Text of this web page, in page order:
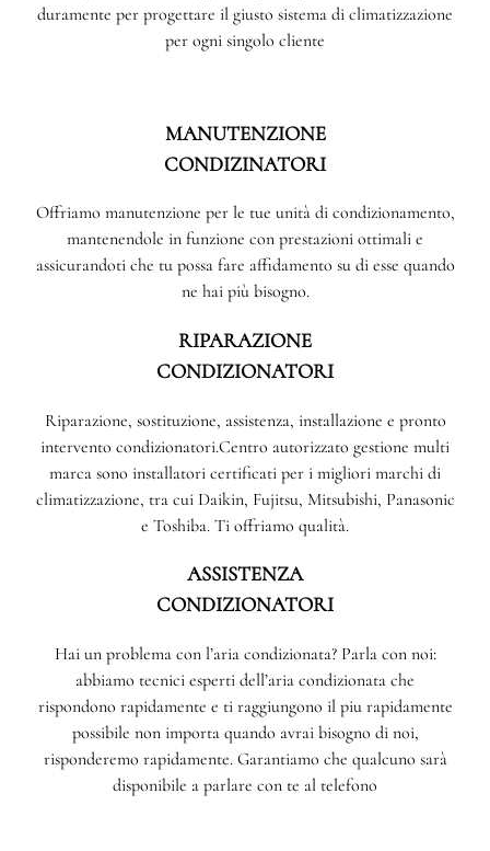
duramente per progettare il giusto sistema di climatizzazione
per ogni singolo cliente
MANUTENZIONE
CONDIZINATORI
Offriamo manutenzione per le tue unità di condizionamento,
mantenendole in funzione con prestazioni ottimali e
assicurandoti che tu possa fare affidamento su di esse quando
ne hai più bisogno.
RIPARAZIONE
CONDIZIONATORI
Riparazione, sostituzione, assistenza, installazione e pronto
intervento condizionatori.Centro autorizzato gestione multi
marca sono installatori certificati per i migliori marchi di
climatizzazione, tra cui Daikin, Fujitsu, Mitsubishi, Panasonic
e Toshiba. Ti offriamo qualità.
ASSISTENZA
CONDIZIONATORI
Hai un problema con l’aria condizionata? Parla con noi:
abbiamo tecnici esperti dell’aria condizionata che
rispondono rapidamente e ti raggiungono il piu rapidamente
possibile non importa quando avrai bisogno di noi,
risponderemo rapidamente. Garantiamo che qualcuno sarà
disponibile a parlare con te al telefono